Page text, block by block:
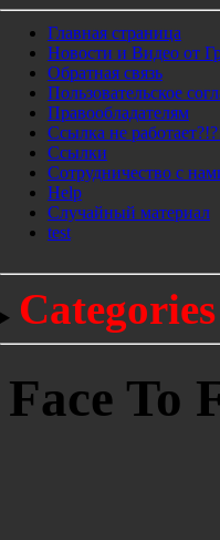
Главная страница
Новости и Видео от
Обратная связь
Пользовательское
Правообладателям
Ссылка не
Ссылки
Сотрудничество с
Help
Cлучайный материал
test
Categories
Face To